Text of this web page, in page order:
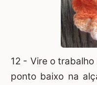
12 - Vire o
ponto baixo na